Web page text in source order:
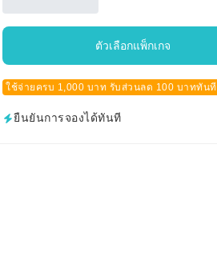
ตัวเลือกแพ็กเกจ
ใช้จ่ายครบ 1,000 บาท รับส่วนลด 100 บาททันที
ยืนยันการจองได้ทันที